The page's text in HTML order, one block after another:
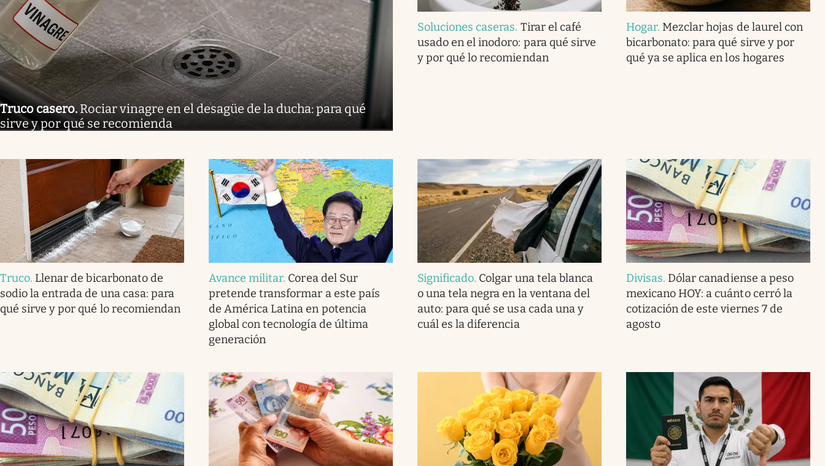
Truco casero. Rociar vinagre en el desagüe de la ducha: para qué
sirve y por qué se recomienda
Soluciones caseras. Tirar el café
usado en el inodoro: para qué sirve
y por qué lo recomiendan
Hogar. Mezclar hojas de laurel con
bicarbonato: para qué sirve y por
qué ya se aplica en los hogares
Truco. Llenar de bicarbonato de
sodio la entrada de una casa: para
qué sirve y por qué lo recomiendan
Avance militar. Corea del Sur
pretende transformar a este país
de América Latina en potencia
global con tecnología de última
generación
Significado. Colgar una tela blanca
o una tela negra en la ventana del
auto: para qué se usa cada una y
cuál es la diferencia
Divisas. Dólar canadiense a peso
mexicano HOY: a cuánto cerró la
cotización de este viernes 7 de
agosto